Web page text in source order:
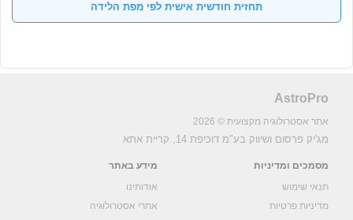
תחזית חודשית אישית לפי מפת הלידה
AstroPro
אתר אסטרולוגיה מקצועית © 2026
מג'יק פרסום ושיווק בע"מ דוכיפת 14, קריית אתא
מסמכים ומדיניות
תנאי שימוש
מדיניות פרטיות
מידע באתר
אודותינו
אתרי אסטרולוגיה